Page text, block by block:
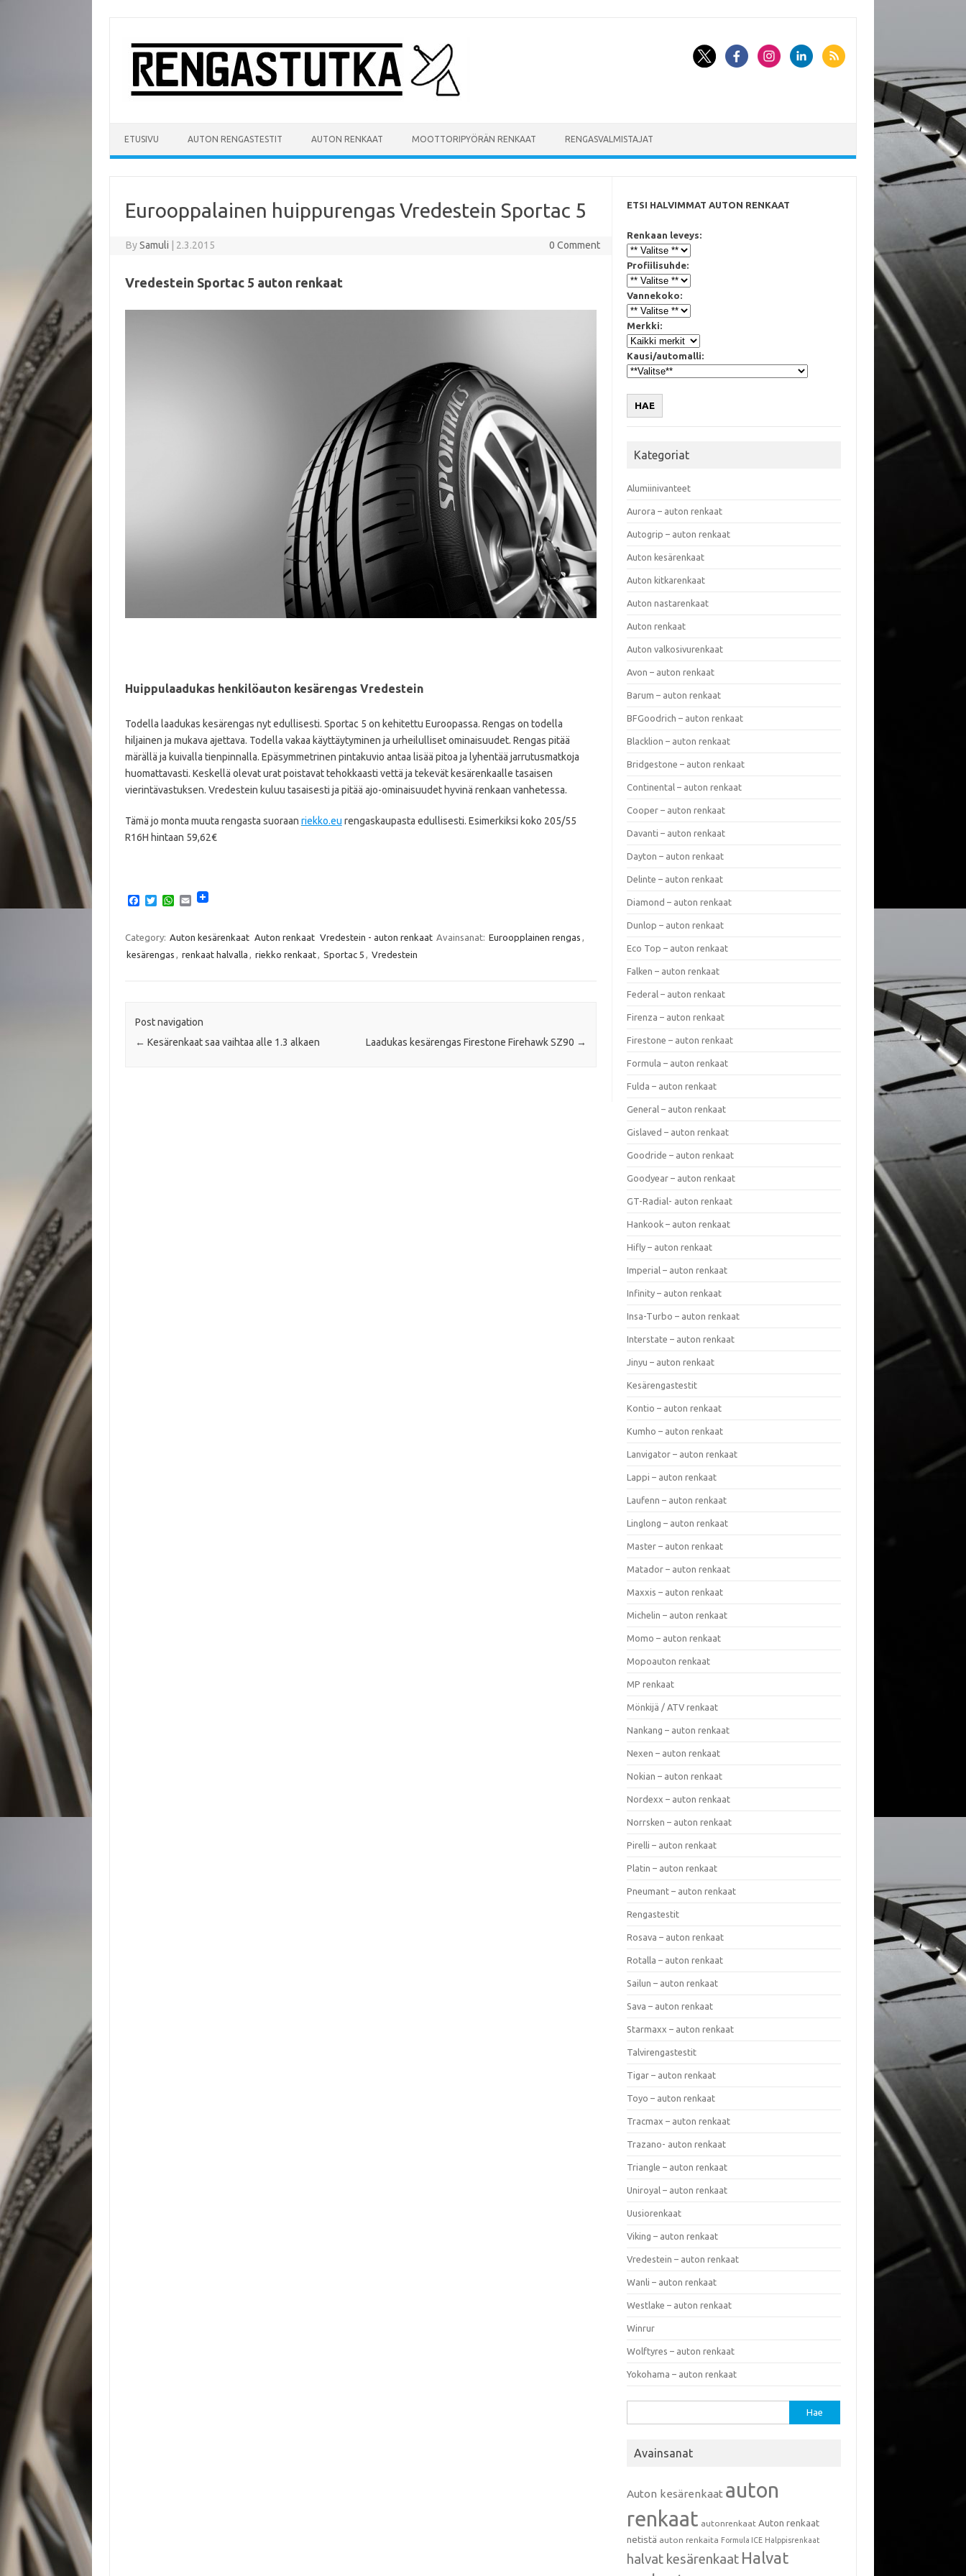
content
ETUSIVU AUTON RENGASTESTIT AUTON RENKAAT MOOTTORIPYÖRÄN RENKAAT RENGASVALMISTAJAT
Eurooppalainen huippurengas Vredestein Sportac 5
BySamuli 2.3.2015 0 Comment
Vredestein Sportac 5 auton renkaat
Huippulaadukas henkilöauton kesärengas Vredestein
Todella laadukas kesärengas nyt edullisesti. Sportac 5 on kehitettu Euroopassa. Rengas on todella
hiljainen ja mukava ajettava. Todella vakaa käyttäytyminen ja urheilulliset ominaisuudet. Rengas pitää
märällä ja kuivalla tienpinnalla. Epäsymmetrinen pintakuvio antaa lisää pitoa ja lyhentää jarrutusmatkoja
huomattavasti. Keskellä olevat urat poistavat tehokkaasti vettä ja tekevät kesärenkaalle tasaisen
vierintävastuksen. Vredestein kuluu tasaisesti ja pitää ajo-ominaisuudet hyvinä renkaan vanhetessa.
Tämä jo monta muuta rengasta suoraan riekko.eu rengaskaupasta edullisesti. Esimerkiksi koko 205/55
R16H hintaan 59,62€
F
e
b
o
T
t
t
e
W
t
A
E
i
Category: Auton kesärenkaat Auton renkaat Vredestein - auton renkaat Avainsanat: Euroopplainen rengas
kesärengas
renkaat halvalla riekko renkaat Sportac 5 Vredestein
Post navigation
← Kesärenkaat saa vaihtaa alle 1.3 alkaen Laadukas kesärengas Firestone Firehawk SZ90 →
ETSI HALVIMMAT AUTON RENKAAT
Renkaan leveys:
Profiilisuhde:
Vannekoko:
Merkki:
Kausi/automalli:
HAE
Kategoriat
Alumiinivanteet
Aurora – auton renkaat
Autogrip – auton renkaat
Auton kesärenkaat
Auton kitkarenkaat
Auton nastarenkaat
Auton renkaat
Auton valkosivurenkaat
Avon – auton renkaat
Barum – auton renkaat
BFGoodrich – auton renkaat
Blacklion – auton renkaat
Bridgestone – auton renkaat
Continental – auton renkaat
Cooper – auton renkaat
Davanti – auton renkaat
Dayton – auton renkaat
Delinte – auton renkaat
Diamond – auton renkaat
Dunlop – auton renkaat
Eco Top – auton renkaat
Falken – auton renkaat
Federal – auton renkaat
Firenza – auton renkaat
Firestone – auton renkaat
Formula – auton renkaat
Fulda – auton renkaat
General – auton renkaat
Gislaved – auton renkaat
Goodride – auton renkaat
Goodyear – auton renkaat
GT-Radial- auton renkaat
Hankook – auton renkaat
Hifly – auton renkaat
Imperial – auton renkaat
Infinity – auton renkaat
Insa-Turbo – auton renkaat
Interstate – auton renkaat
Jinyu – auton renkaat
Kesärengastestit
Kontio – auton renkaat
Kumho – auton renkaat
Lanvigator – auton renkaat
Lappi – auton renkaat
Laufenn – auton renkaat
Linglong – auton renkaat
Master – auton renkaat
Matador – auton renkaat
Maxxis – auton renkaat
Michelin – auton renkaat
Momo – auton renkaat
Mopoauton renkaat
MP renkaat
Mönkijä / ATV renkaat
Nankang – auton renkaat
Nexen – auton renkaat
Nokian – auton renkaat
Nordexx – auton renkaat
Norrsken – auton renkaat
Pirelli – auton renkaat
Platin – auton renkaat
Pneumant – auton renkaat
Rengastestit
Rosava – auton renkaat
Rotalla – auton renkaat
Sailun – auton renkaat
Sava – auton renkaat
Starmaxx – auton renkaat
Talvirengastestit
Tigar – auton renkaat
Toyo – auton renkaat
Tracmax – auton renkaat
Trazano- auton renkaat
Triangle – auton renkaat
Uniroyal – auton renkaat
Uusiorenkaat
Viking – auton renkaat
Vredestein – auton renkaat
Wanli – auton renkaat
Westlake – auton renkaat
Winrur
Wolftyres – auton renkaat
Yokohama – auton renkaat
Avainsanat
Auton kesärenkaat auton
renkaat autonrenkaat Auton renkaat
netistä auton renkaita Formula ICE Halppisrenkaat
halvat kesärenkaat Halvat